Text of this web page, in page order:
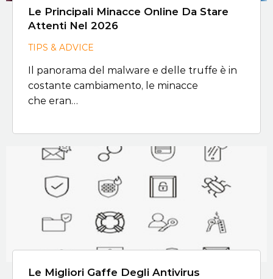
Le Principali Minacce Online Da Stare
Attenti Nel 2026
TIPS & ADVICE
Il panorama del malware e delle truffe è in
costante cambiamento, le minacce
che eran…
Le Migliori Gaffe Degli Antivirus